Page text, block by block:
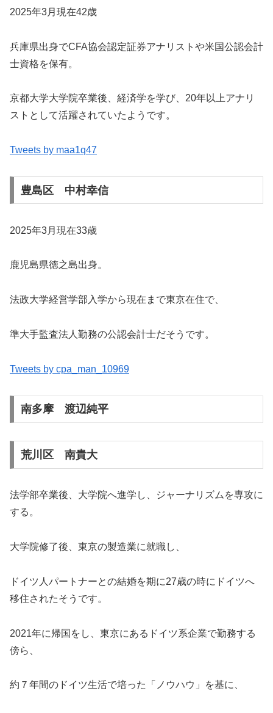
2025年3月現在42歳
兵庫県出身でCFA協会認定証券アナリストや米国公認会計
士資格を保有。
京都大学大学院卒業後、経済学を学び、20年以上アナリ
ストとして活躍されていたようです。
Tweets by maa1q47
豊島区 中村幸信
2025年3月現在33歳
鹿児島県徳之島出身。
法政大学経営学部入学から現在まで東京在住で、
準大手監査法人勤務の公認会計士だそうです。
Tweets by cpa_man_10969
南多摩 渡辺純平
荒川区 南貴大
法学部卒業後、大学院へ進学し、ジャーナリズムを専攻に
する。
大学院修了後、東京の製造業に就職し、
ドイツ人パートナーとの結婚を期に27歳の時にドイツへ
移住されたそうです。
2021年に帰国をし、東京にあるドイツ系企業で勤務する
傍ら、
約７年間のドイツ生活で培った「ノウハウ」を基に、